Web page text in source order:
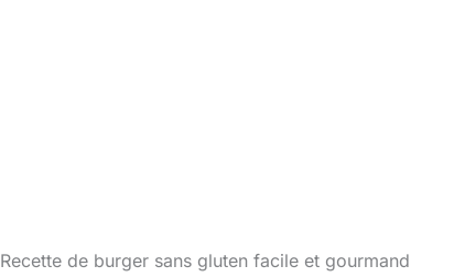
Recette de burger sans gluten facile et gourmand